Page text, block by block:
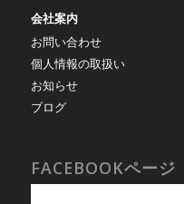
会社案内
お問い合わせ
個人情報の取扱い
お知らせ
ブログ
FACEBOOKページ